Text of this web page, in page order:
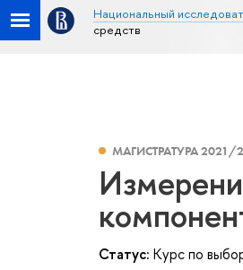
Национальный
средств
МАГИСТРАТУРА 2021/
Статус: Курс по